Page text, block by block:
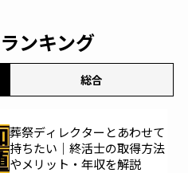
ンキング
総合
葬祭ディレクターとあわせて
持ちたい｜終活士の取得方法
やメリット・年収を解説